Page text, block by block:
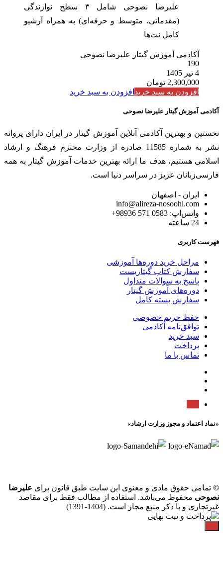
علیرضا نصوحی شامل ۳ سطح نوازندگی
(مقدماتی، متوسط و حرفه‌ای) به همراه آرشیو
کامل نت‌ها
آکادمی آموزش گیتار علیرضا نصوحی
190
4 تیر 1405
2,300,000 تومان
افزودن به سبد خرید افزودن به سبد خرید
آکادمی آموزش گیتار علیرضا نصوحی
نخستین و بهترین آکادمی آنلاین آموزش گیتار در ایران دارای پروانه
نشر به شماره 11585 صادره از وزارت محترم فرهنگ و ارشاد
اسلامی هستیم، هدف ما ارائه بهترین خدمات آموزش گیتار به همه
فارسی‌زبانان عزیز در سراسر دنیا است.
ایران - اصفهان
info@alireza-nosoohi.com
واتس‌اپ: 0583 571 98936+
24 ساعته
فهرست کاربری
مراحل خرید دوره‌ها آموزشی
سفارش کتاب گیتاریست
پاسخ به سوالات متداول
دوره‌های آموزش گیتار
سفارش بسته کامل
حفظ حریم خصوصی
توافق‌نامه آکادمی
سبد خرید
پرداخت
تماس با ما
«نماد اعتماد و مجوز وزارت ارشاد»
© تمامی حقوق مادی و معنوی این سایت طبق قانون برای علیرضا
نصوحی محفوظ می‌باشد. استفاده از مطالب فقط برای مقاصد
غیرتجاری و با ذکر منبع مجاز است. (1404-1391)